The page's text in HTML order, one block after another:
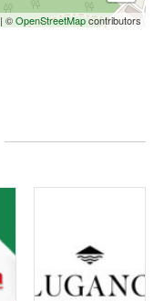
| ©OpenStreetMapcontributors